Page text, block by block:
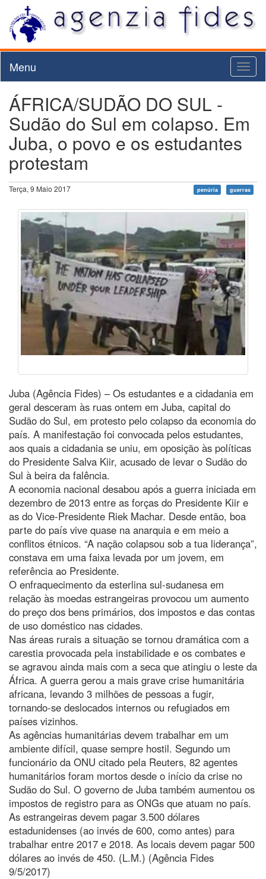
Menu
ÁFRICA/SUDÃO DO SUL -
Sudão do Sul em colapso. Em
Juba, o povo e os estudantes
protestam
Terça, 9 Maio 2017 penúria guerras
Juba (Agência Fides) – Os estudantes e a cidadania em
geral desceram às ruas ontem em Juba, capital do
Sudão do Sul, em protesto pelo colapso da economia do
país. A manifestação foi convocada pelos estudantes,
aos quais a cidadania se uniu, em oposição às políticas
do Presidente Salva Kiir, acusado de levar o Sudão do
Sul à beira da falência.
A economia nacional desabou após a guerra iniciada em
dezembro de 2013 entre as forças do Presidente Kiir e
as do Vice-Presidente Riek Machar. Desde então, boa
parte do país vive quase na anarquia e em meio a
conflitos étnicos. “A nação colapsou sob a tua liderança”,
constava em uma faixa levada por um jovem, em
referência ao Presidente.
O enfraquecimento da esterlina sul-sudanesa em
relação às moedas estrangeiras provocou um aumento
do preço dos bens primários, dos impostos e das contas
de uso doméstico nas cidades.
Nas áreas rurais a situação se tornou dramática com a
carestia provocada pela instabilidade e os combates e
se agravou ainda mais com a seca que atingiu o leste da
África. A guerra gerou a mais grave crise humanitária
africana, levando 3 milhões de pessoas a fugir,
tornando-se deslocados internos ou refugiados em
países vizinhos.
As agências humanitárias devem trabalhar em um
ambiente difícil, quase sempre hostil. Segundo um
funcionário da ONU citado pela Reuters, 82 agentes
humanitários foram mortos desde o início da crise no
Sudão do Sul. O governo de Juba também aumentou os
impostos de registro para as ONGs que atuam no país.
As estrangeiras devem pagar 3.500 dólares
estadunidenses (ao invés de 600, como antes) para
trabalhar entre 2017 e 2018. As locais devem pagar 500
dólares ao invés de 450. (L.M.) (Agência Fides
9/5/2017)